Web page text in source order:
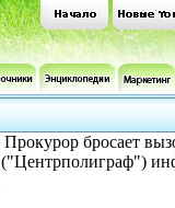
Прокурор бросает
("Центрполиграф")